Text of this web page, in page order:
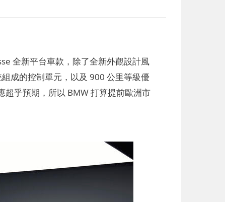
全新平台車款，除了全新外觀設計風
成的控制單元，以及 900 公里等級優
乎預期，所以 BMW 打算提前歐洲市